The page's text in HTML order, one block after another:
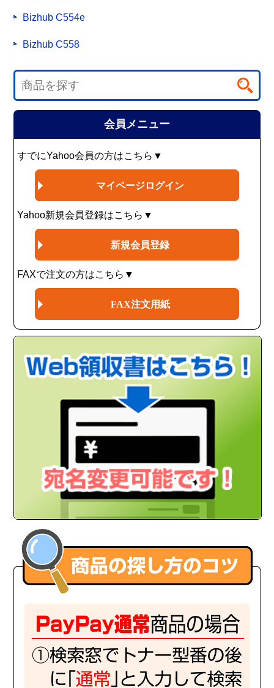
会員メニュー
すでにYahoo会員の方はこちら▼
マイページログイン
Yahoo新規会員登録はこちら▼
新規会員登録
FAXで注文の方はこちら▼
FAX注文用紙
Bizhub C554e
Bizhub C558